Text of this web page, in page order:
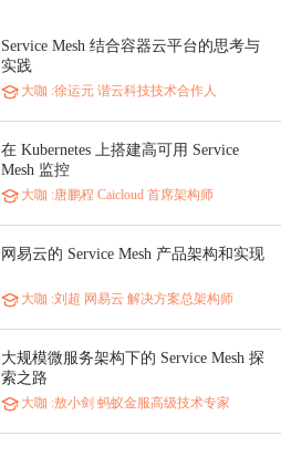
Service Mesh 结合容器云平台的思考与
实践
大咖 :徐运元 谐云科技技术合作人
在 Kubernetes 上搭建高可用 Service
Mesh 监控
大咖 :唐鹏程 Caicloud 首席架构师
网易云的 Service Mesh 产品架构和实现
大咖 :刘超 网易云 解决方案总架构师
大规模微服务架构下的 Service Mesh 探
索之路
大咖 :敖小剑 蚂蚁金服高级技术专家